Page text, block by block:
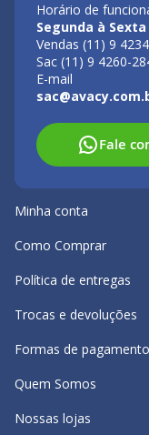
Horário de
Segunda à Sexta
Vendas (11) 9
Sac (11) 9 4260-
E-mail
Fale
Minha conta
Como Comprar
Política de entregas
Trocas e devoluções
Formas de pagamento
Quem Somos
Nossas lojas